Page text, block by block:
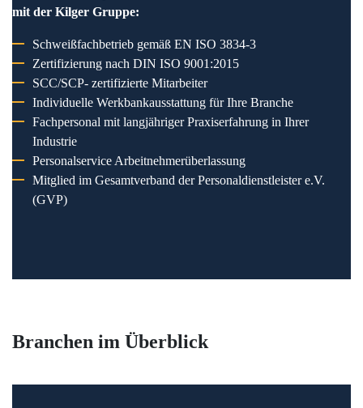
mit der Kilger Gruppe:
Schweißfachbetrieb gemäß EN ISO 3834-3
Zertifizierung nach DIN ISO 9001:2015
SCC/SCP- zertifizierte Mitarbeiter
Individuelle Werkbankausstattung für Ihre Branche
Fachpersonal mit langjähriger Praxiserfahrung in Ihrer
Industrie
Personalservice Arbeitnehmerüberlassung
Mitglied im Gesamtverband der Personaldienstleister e.V.
(GVP)
Branchen im Überblick